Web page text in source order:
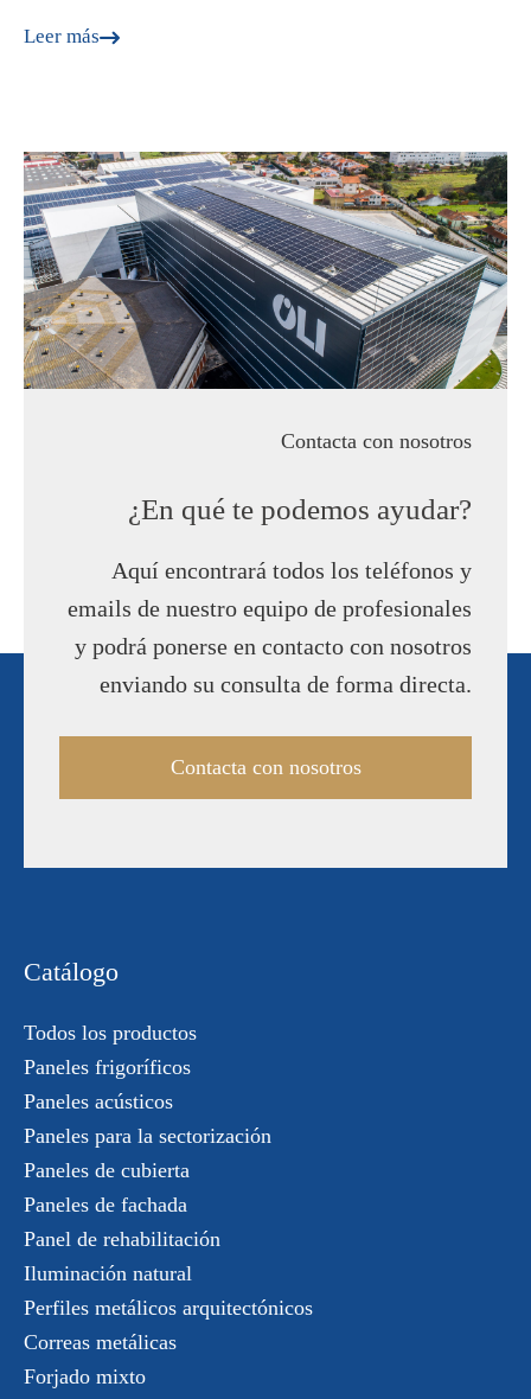
Leer más
Contacta con nosotros
¿En qué te podemos ayudar?
Aquí encontrará todos los teléfonos y
emails de nuestro equipo de profesionales
y podrá ponerse en contacto con nosotros
enviando su consulta de forma directa.
Contacta con nosotros
Catálogo
Todos los productos
Paneles frigoríficos
Paneles acústicos
Paneles para la sectorización
Paneles de cubierta
Paneles de fachada
Panel de rehabilitación
Iluminación natural
Perfiles metálicos arquitectónicos
Correas metálicas
Forjado mixto